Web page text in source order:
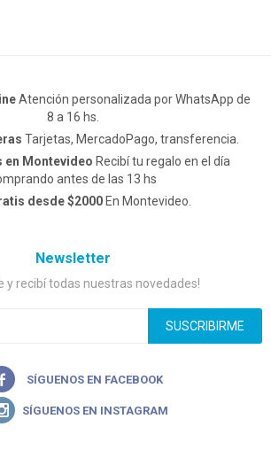
Atención personalizada por WhatsApp de
8 a 16 hs.
Tarjetas, MercadoPago, transferencia.
en Montevideo Recibí tu regalo en el día
antes de las 13 hs
desde $2000En Montevideo.
Newsletter
y recibí todas nuestras novedades!
SUSCRIBIRME